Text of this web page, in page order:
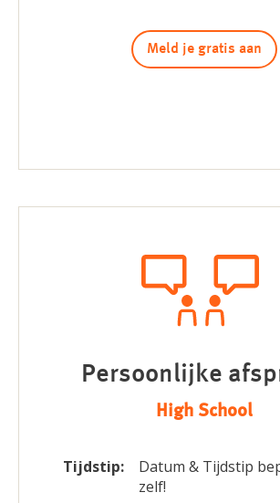
Meld je gratis aan
Persoonlijke
High School
Tijdstip:
Datum & Tijdstip
zelf!